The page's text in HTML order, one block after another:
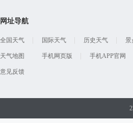
网址导航
全国天气 国际天气 历史天气 景
天气地图 手机网页版 手机APP官网
意见反馈